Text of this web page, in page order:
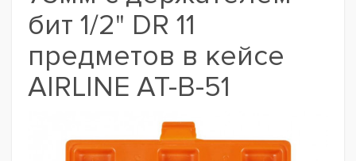
бит 1/2" DR 11
предметов в кейсе
AIRLINE AT-B-51